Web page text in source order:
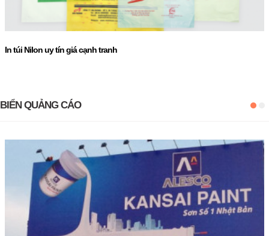
In túi Nilon uy tín giá cạnh tranh
BIỂN QUẢNG CÁO